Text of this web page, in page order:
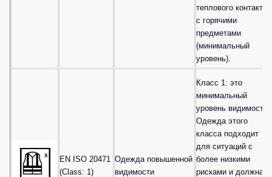
теплового контакта
с горячими
предметами
(минимальный
уровень).
EN ISO 20471
(Class: 1)
Одежда повышенной
видимости
Класс 1: это
минимальный
уровень видимости.
Одежда этого
класса подходит
для ситуаций с
более низкими
рисками и должна